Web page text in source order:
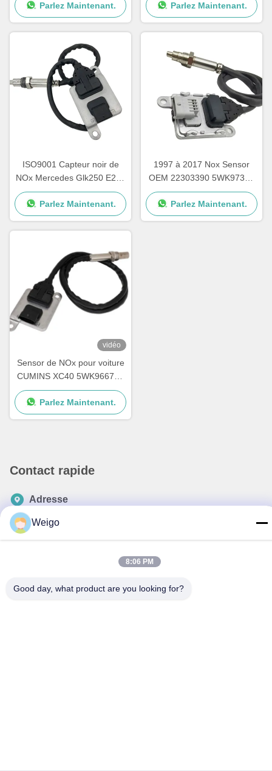
ML350
Parlez Maintenant.
E350
Parlez Maintenant.
ISO9001 Capteur noir de
NOx Mercedes Glk250 E250
OEM 5WK96682A
A0009057000
Parlez Maintenant.
1997 à 2017 Nox Sensor
OEM 22303390 5WK97367
pour le VOL XC40 SUV
Parlez Maintenant.
vidéo
Sensor de NOx pour voiture
CUMINS XC40 5WK96672A
5WK96672 2871974
2894943
Parlez Maintenant.
Contact rapide
Adresse
Zone d'industrie de Xi'ao, ville de Ruian, Zhejiang pro, Chine
325200
E-mail
Weigo
8:06 PM
Good day, what product are you looking for?